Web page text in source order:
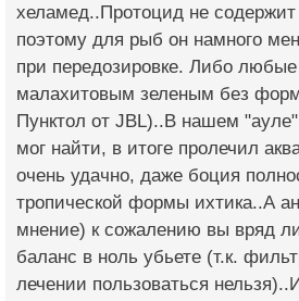
хеламед..Протоцид не
поэтому для рыб он намного
при передозировке. Либо
малахитовым зеленым без
Пунктол от JBL)..В нашем
мог найти, в итоге пролечил
очень удачно, даже боция
тропической формы ихтика..А
мнение) к сожалению вы вряд
баланс в ноль убьете (т.к.
лечении пользоваться